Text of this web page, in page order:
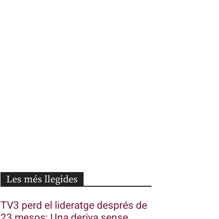
Les més llegides
TV3 perd el lideratge després de